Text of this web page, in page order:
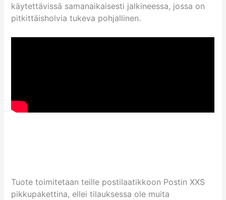
käytettävissä samanaikaisesti jalkineessa, jossa on
pitkittäisholvia tukeva pohjallinen.
Tuote toimitetaan teille postilaatikkoon Postin XXS
pikkupakettina, ellei tilauksessa ole muita